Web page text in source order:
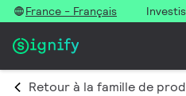
France - Français
Retour à la famille de